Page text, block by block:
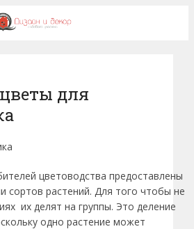
для
цветоводства предоставлены
сортов растений. Для того чтобы не
их делят на группы. Это деление
одно растение может